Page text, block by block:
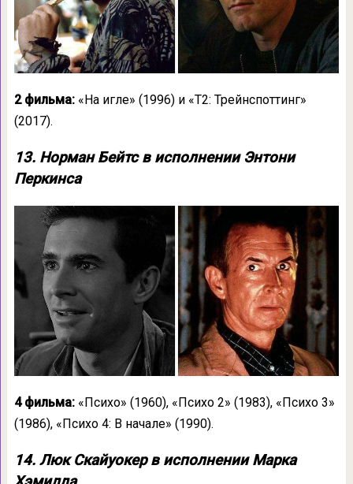
2 фильма:«На игле» (1996) и «T2: Трейнспоттинг»
(2017).
13. Норман Бейтс в исполнении Энтони
Перкинса
4 фильма:«Психо» (1960), «Психо 2» (1983), «Психо 3»
(1986), «Психо 4: В начале» (1990).
14. Люк Скайуокер в исполнении Марка